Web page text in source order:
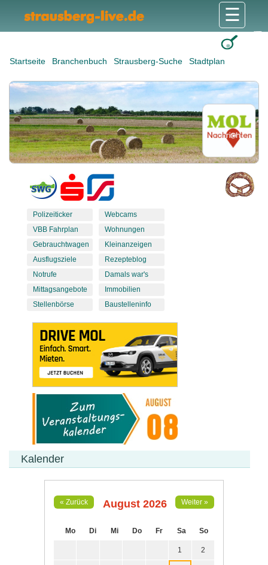
Startseite Branchenbuch Strausberg-Suche Stadtplan
☰
Polizeiticker
VBB Fahrplan
Gebrauchtwagen
Ausflugsziele
Notrufe
Mittagsangebote
Stellenbörse
Webcams
Wohnungen
Kleinanzeigen
Rezepteblog
Damals war's
Immobilien
Baustelleninfo
Kalender
« Zurück August 2026 Weiter »
Mo Di Mi Do Fr Sa So
1 2